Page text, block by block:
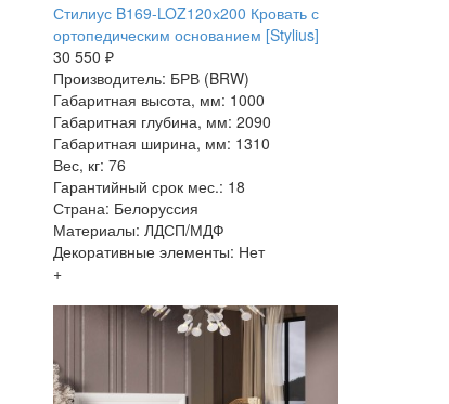
Стилиус B169-LOZ120х200 Кровать с
ортопедическим основанием [Stylius]
30 550 ₽
Производитель: БРВ (BRW)
Габаритная высота, мм: 1000
Габаритная глубина, мм: 2090
Габаритная ширина, мм: 1310
Вес, кг: 76
Гарантийный срок мес.: 18
Страна: Белоруссия
Материалы: ЛДСП/МДФ
Декоративные элементы: Нет
+